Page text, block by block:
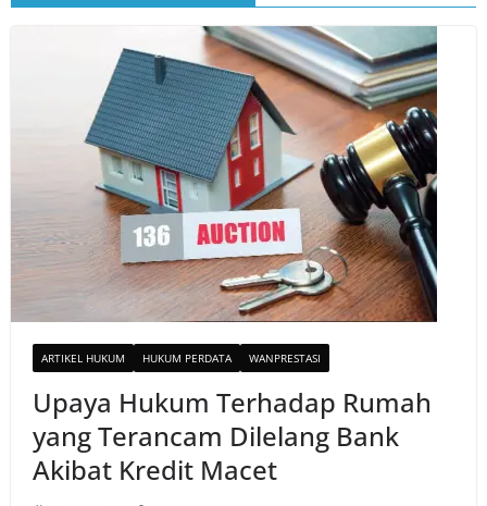
ARTIKEL HUKUM HUKUM PERDATA WANPRESTASI
Upaya Hukum Terhadap Rumah
yang Terancam Dilelang Bank
Akibat Kredit Macet